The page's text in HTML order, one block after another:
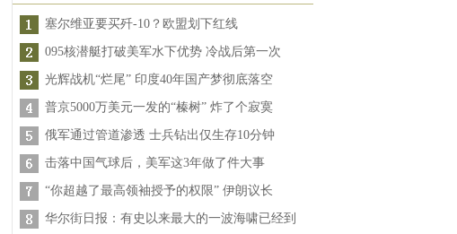
塞尔维亚要买歼-10？欧盟划下红线
095核潜艇打破美军水下优势 冷战后第一次
光辉战机“烂尾” 印度40年国产梦彻底落空
普京5000万美元一发的“榛树” 炸了个寂寞
俄军通过管道渗透 士兵钻出仅生存10分钟
击落中国气球后，美军这3年做了件大事
“你超越了最高领袖授予的权限” 伊朗议长
华尔街日报：有史以来最大的一波海啸已经到